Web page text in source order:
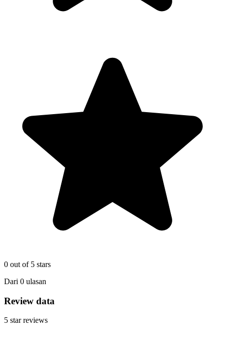
0 out of 5 stars
Dari 0 ulasan
Review data
5 star reviews